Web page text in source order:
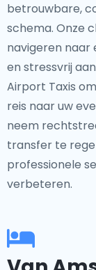
betrouwbare,
schema. Onze
navigeren naar
en stressvrij
Airport Taxis
reis naar uw
neem
transfer te
professionele
verbeteren.